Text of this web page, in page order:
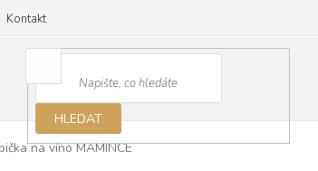
Kontakt
HLEDAT
na víno MAMINCE